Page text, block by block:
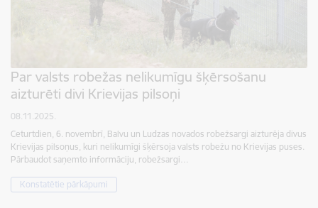
Par valsts robežas nelikumīgu šķērsošanu
aizturēti divi Krievijas pilsoņi
08.11.2025.
Ceturtdien, 6. novembrī, Balvu un Ludzas novados robežsargi aizturēja divus
Krievijas pilsoņus, kuri nelikumīgi šķērsoja valsts robežu no Krievijas puses.
Pārbaudot saņemto informāciju, robežsargi…
Konstatētie pārkāpumi